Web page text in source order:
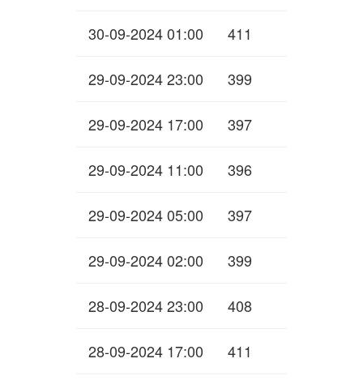
30-09-2024 01:00 411
29-09-2024 23:00 399
29-09-2024 17:00 397
29-09-2024 11:00 396
29-09-2024 05:00 397
29-09-2024 02:00 399
28-09-2024 23:00 408
28-09-2024 17:00 411